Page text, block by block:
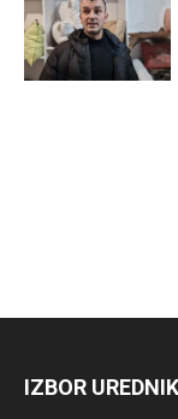
IZBOR